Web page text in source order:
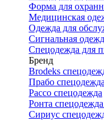
Форма для
Медицинская
Одежда для
Сигнальная
Спецодежда для
Бренд
Brodeks
Прабо спецодежда
Рассо спецодежда
Ронта
Сириус